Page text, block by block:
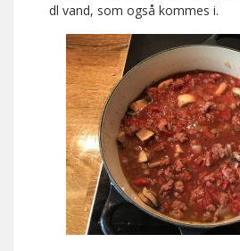
dl vand, som også kommes i.